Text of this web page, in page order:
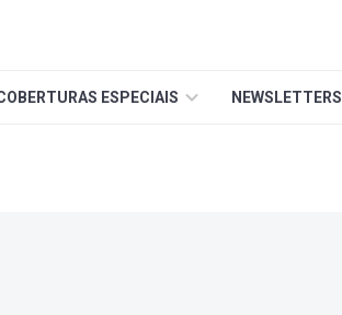
ESPECIAIS NEWSLETTERS